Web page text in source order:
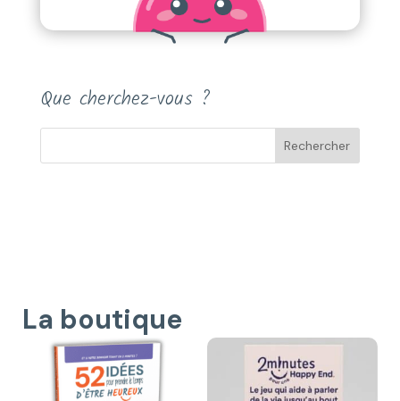
Que cherchez-vous ?
La boutique